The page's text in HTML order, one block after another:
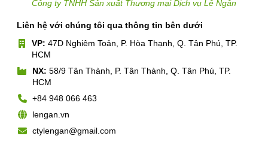
Công ty TNHH Sản xuất Thương mại Dịch vụ Lê Ngân
Liên hệ với chúng tôi qua thông tin bên dưới
VP: 47D Nghiêm Toản, P. Hòa Thạnh, Q. Tân Phú, TP.
HCM
NX: 58/9 Tân Thành, P. Tân Thành, Q. Tân Phú, TP.
HCM
+84 948 066 463
lengan.vn
ctylengan@gmail.com